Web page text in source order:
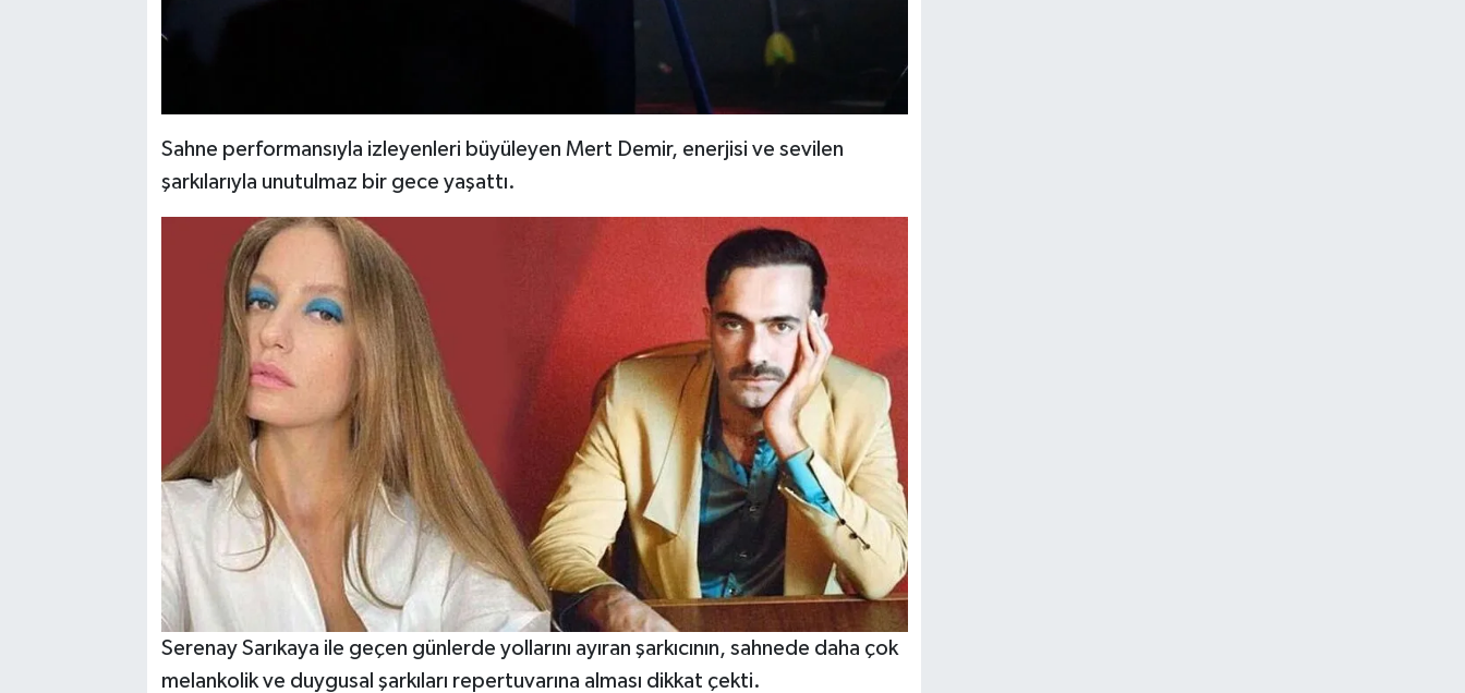
Sahne performansıyla izleyenleri büyüleyen Mert Demir, enerjisi ve sevilen
şarkılarıyla unutulmaz bir gece yaşattı.
Serenay Sarıkaya ile geçen günlerde yollarını ayıran şarkıcının, sahnede daha çok
melankolik ve duygusal şarkıları repertuvarına alması dikkat çekti.